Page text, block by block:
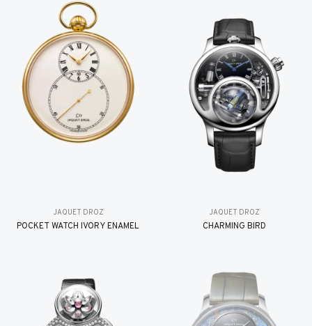
JAQUET DROZ
POCKET WATCH IVORY ENAMEL
JAQUET DROZ
CHARMING BIRD